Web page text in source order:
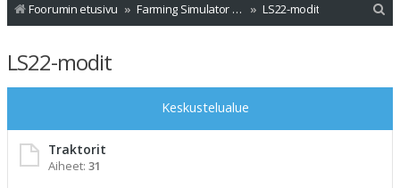
Foorumin etusivu Farming Simulator - Modit LS22-modit
LS22-modit
Keskustelualue
Traktorit
Aiheet: 31